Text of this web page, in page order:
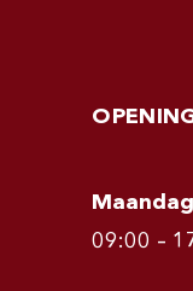
09:00 –